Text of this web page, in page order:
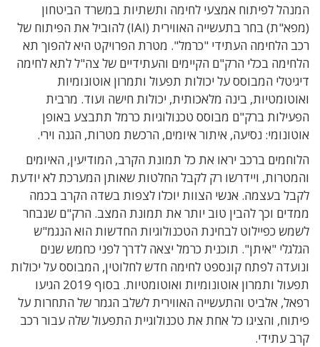
המנהל לפיתוח אמצעי לחימה ותשתיות במשרד הביטחון
(מפא"ת) בחר בתעשייה האווירית (IAI) להוביל את הפיתוח של
רכב הלחימה העתידי "כרמל". מטרת הפרויקט היא להפוך תא
הלחימה בכלי הרק"ם הקיימים והעתידיים של צה"ל לתא לחימה
דיגיטלי המבוסס על יכולות תפעול ותמרון אוטונומיות
ואוטומטיות, בינה מלאכותית, יכולות חישה ועוד. מרבית
הפעילות ברק"ם מבוסס טכנולוגיות כרמל תתבצע באופן
אוטונומי: נסיעה, איתור איומים, הרכשת מטרות, הגנה וירי.
הלוחמים ברכב יראו את כל תמונת הקרב, המודיעין, האיומים
והמטרות, ויידרשו רק לקבל החלטות שאותן המערכת לא יודעת
לקבל בעצמה. אנשי הצוות יוכלו לצפות בשדה הקרב בכמה
ממדים וכך להבין טוב יותר את תמונת המצב. הרק"ם שנבחר
לשמש כפיילוט לבחינת הטכנולוגיות החדשות הוא הנגמ"ש
הגלגלי "איתן". תוכנית כרמל יצאה לדרך לפני כחמש שנים
ונועדה לפתח קונספט לחימה חדש לחלוטין, המבוסס על יכולות
תפעול ותמרון אוטונומיות ואוטומטיות. בסוף 2019 הגיעו
רפאל, אלביט והתעשייה האווירית לשלב הגמר של התחרות על
פיתוח, והציגו כל אחת את טכנולוגיית התפעול שלה עבור רכב
קרב עתידי.